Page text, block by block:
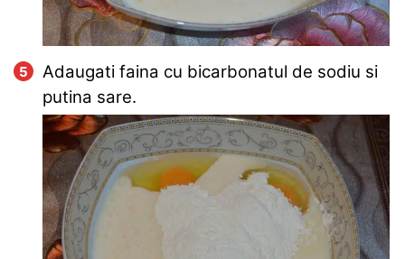
Adaugati faina cu bicarbonatul de sodiu si
putina sare.